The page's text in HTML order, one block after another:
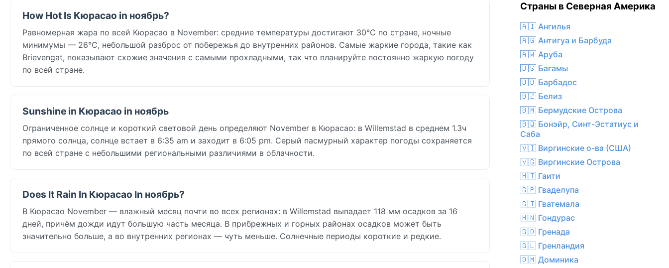
How Hot Is Кюрасао in ноябрь?
Равномерная жара по всей Кюрасао в November: средние температуры достигают 30°C по стране, ночные
минимумы — 26°C, небольшой разброс от побережья до внутренних районов. Самые жаркие города, такие как
Brievengat, показывают схожие значения с самыми прохладными, так что планируйте постоянно жаркую погоду
по всей стране.
Sunshine in Кюрасао in ноябрь
Ограниченное солнце и короткий световой день определяют November в Кюрасао: в Willemstad в среднем 1.3ч
прямого солнца, солнце встает в 6:35 am и заходит в 6:05 pm. Серый пасмурный характер погоды сохраняется
по всей стране с небольшими региональными различиями в облачности.
Does It Rain In Кюрасао In ноябрь?
В Кюрасао November — влажный месяц почти во всех регионах: в Willemstad выпадает 118 мм осадков за 16
дней, причём дожди идут большую часть месяца. В прибрежных и горных районах осадков может быть
значительно больше, а во внутренних регионах — чуть меньше. Солнечные периоды короткие и редкие.
Страны в Северная Америка
🇦🇮 Ангилья
🇦🇬 Антигуа и Барбуда
🇦🇼 Аруба
🇧🇸 Багамы
🇧🇧 Барбадос
🇧🇿 Белиз
🇧🇲 Бермудские Острова
🇧🇶 Бонэйр, Синт-Эстатиус и
Саба
🇻🇮 Виргинские о-ва (США)
🇻🇬 Виргинские Острова
🇭🇹 Гаити
🇬🇵 Гваделупа
🇬🇹 Гватемала
🇭🇳 Гондурас
🇬🇩 Гренада
🇬🇱 Гренландия
🇩🇲 Доминика